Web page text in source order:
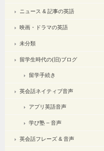
ニュース & 記事の英語
映画・ドラマの英語
未分類
留学生時代の(旧)ブログ
留学手続き
英会話ネイティブ音声
アプリ英語音声
学び塾 – 音声
英会話フレーズ & 音声